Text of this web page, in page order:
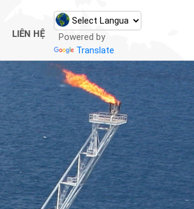
LIÊN HỆ
Powered by
Translate